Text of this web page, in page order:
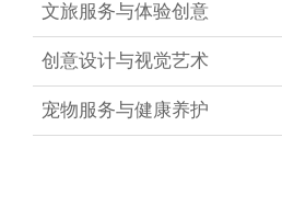
文旅服务与体验创意
创意设计与视觉艺术
宠物服务与健康养护